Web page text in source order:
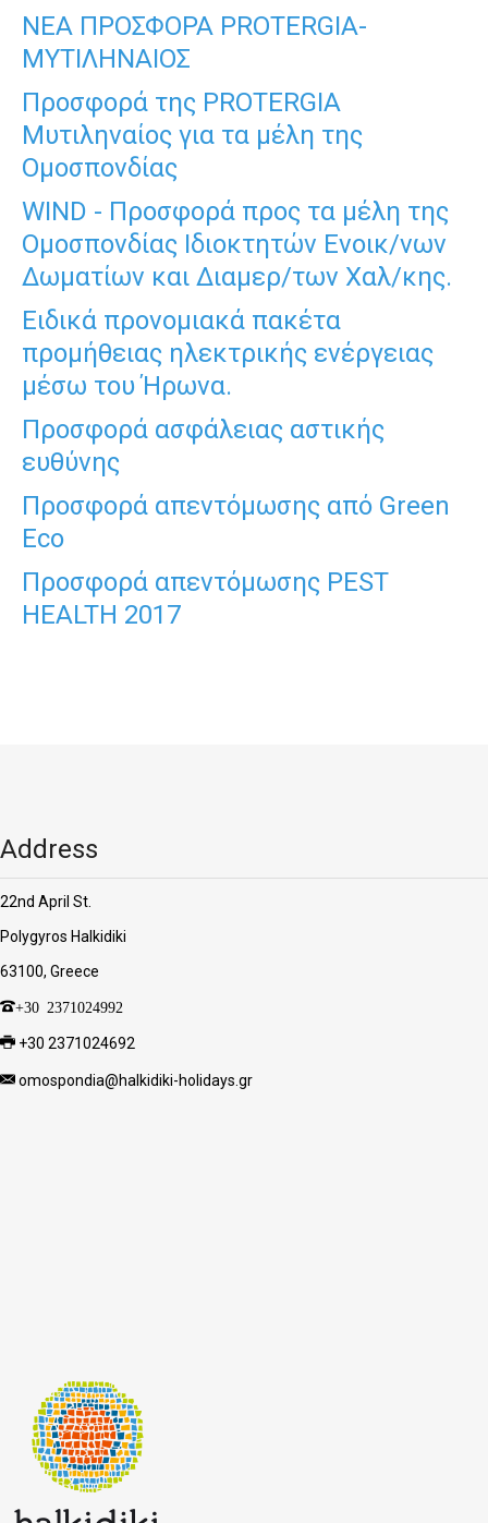
NEA ΠΡΟΣΦΟΡΑ PROTERGIA-
ΜΥΤΙΛΗΝΑΙΟΣ
Προσφορά της PROTERGIA
Μυτιληναίος για τα μέλη της
Ομοσπονδίας
WIND - Προσφορά προς τα μέλη της
Ομοσπονδίας Ιδιοκτητών Ενοικ/νων
Δωματίων και Διαμερ/των Χαλ/κης.
Ειδικά προνομιακά πακέτα
προμήθειας ηλεκτρικής ενέργειας
μέσω του Ήρωνα.
Προσφορά ασφάλειας αστικής
ευθύνης
Προσφορά απεντόμωσης από Green
Eco
Προσφορά απεντόμωσης PEST
HEALTH 2017
Address
22nd April St.
Polygyros Halkidiki
63100, Greece
+30 2371024992
+30 2371024692
omospondia@halkidiki-holidays.gr